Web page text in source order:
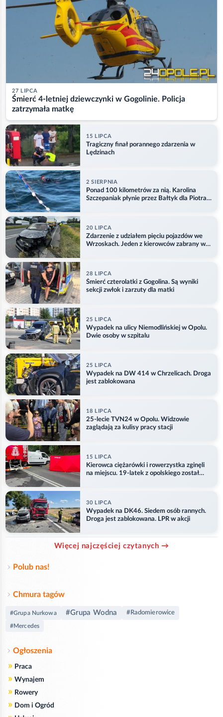
27 LIPCA
Śmierć 4-letniej dziewczynki w Gogolinie. Policja
zatrzymała matkę
15 LIPCA
Tragiczny finał porannego zdarzenia w
Lędzinach
2 SIERPNIA
Ponad 100 kilometrów za nią. Karolina
Szczepaniak płynie przez Bałtyk dla Piotra.
20 LIPCA
Zdarzenie z udziałem pięciu pojazdów we
Wrzoskach. Jeden z kierowców zabrany w
28 LIPCA
Śmierć czterolatki z Gogolina. Są wyniki
sekcji zwłok i zarzuty dla matki
25 LIPCA
Wypadek na ulicy Niemodlińskiej w Opolu.
Dwie osoby w szpitalu
25 LIPCA
Wypadek na DW 414 w Chrzelicach. Droga
jest zablokowana
18 LIPCA
25-lecie TVN24 w Opolu. Widzowie
zaglądają za kulisy pracy stacji
15 LIPCA
Kierowca ciężarówki i rowerzystka zginęli
na miejscu. 19-latek z opolskiego został
30 LIPCA
Wypadek na DK46. Siedem osób rannych.
Droga jest zablokowana. LPR w akcji
Więcej najczęściej czytanych →
Polub nas!
Chmura tagów
#Grupa Nurkowa #Grupa Wodna #Radomierowice
#Mercedes
Ogłoszenia
» Praca
» Wynajem
» Rowery
» Dom i Ogród